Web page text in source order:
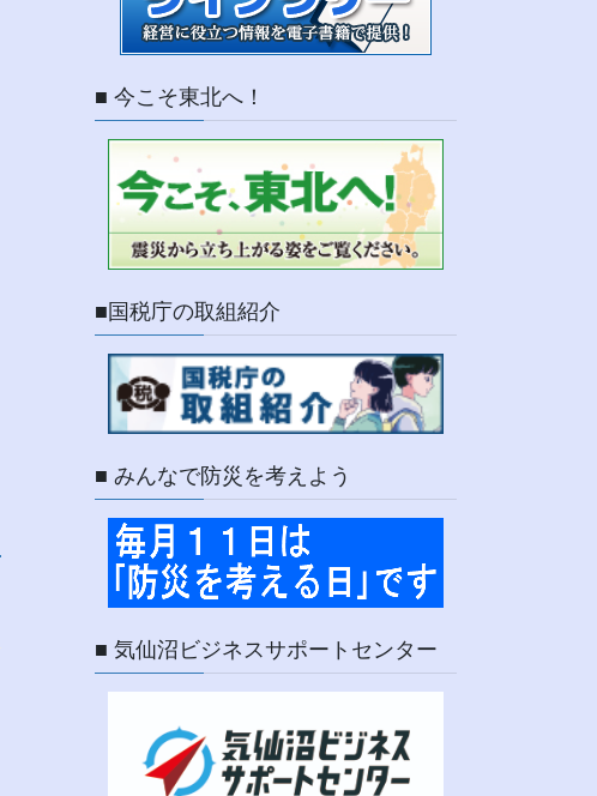
■ 今こそ東北へ！
■国税庁の取組紹介
■ みんなで防災を考えよう
■ 気仙沼ビジネスサポートセンター